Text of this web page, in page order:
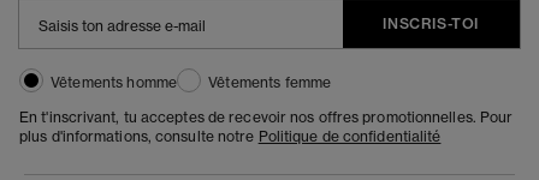
INSCRIS-TOI
Vêtements homme
Vêtements femme
En t'inscrivant, tu acceptes de recevoir nos offres promotionnelles. Pour
plus d'informations, consulte notre Politique de confidentialité